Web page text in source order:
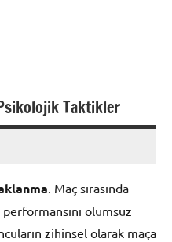
Taktikler
. Maç sırasında
performansını olumsuz
zihinsel olarak maça